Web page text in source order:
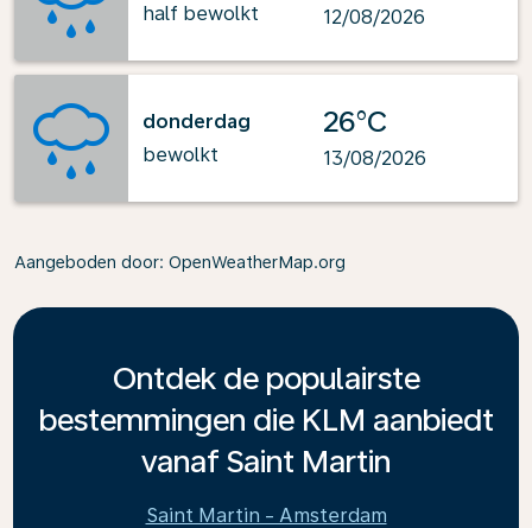
half bewolkt
12/08/2026
donderdag
bewolkt
26°C
13/08/2026
Aangeboden door: OpenWeatherMap.org
Ontdek de populairste
bestemmingen die KLM aanbiedt
vanaf Saint Martin
Saint Martin - Amsterdam